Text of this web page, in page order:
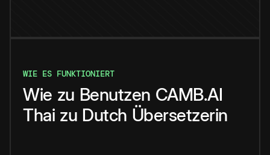
WIE ES FUNKTIONIERT
Wie zu Benutzen CAMB.AI
Thai zu Dutch Übersetzerin